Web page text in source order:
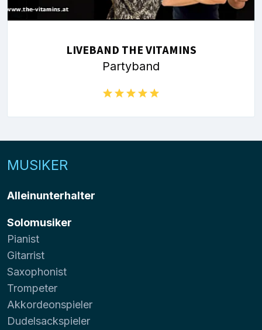
LIVEBAND THE VITAMINS
Partyband
MUSIKER
Alleinunterhalter
Solomusiker
Pianist
Gitarrist
Saxophonist
Trompeter
Akkordeonspieler
Dudelsackspieler